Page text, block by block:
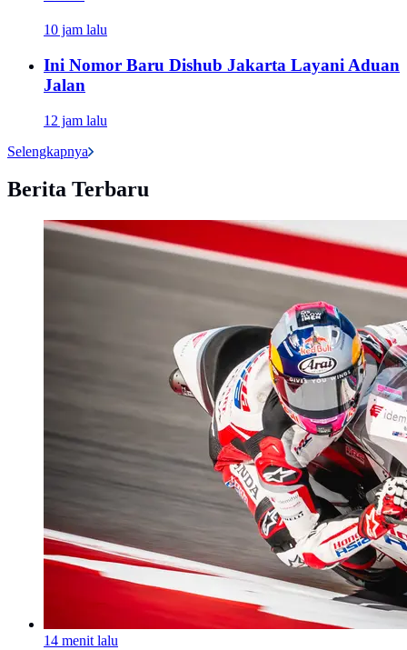
10 jam lalu
Ini Nomor Baru Dishub Jakarta Layani Aduan
Jalan
12 jam lalu
Selengkapnya
Berita Terbaru
14 menit lalu